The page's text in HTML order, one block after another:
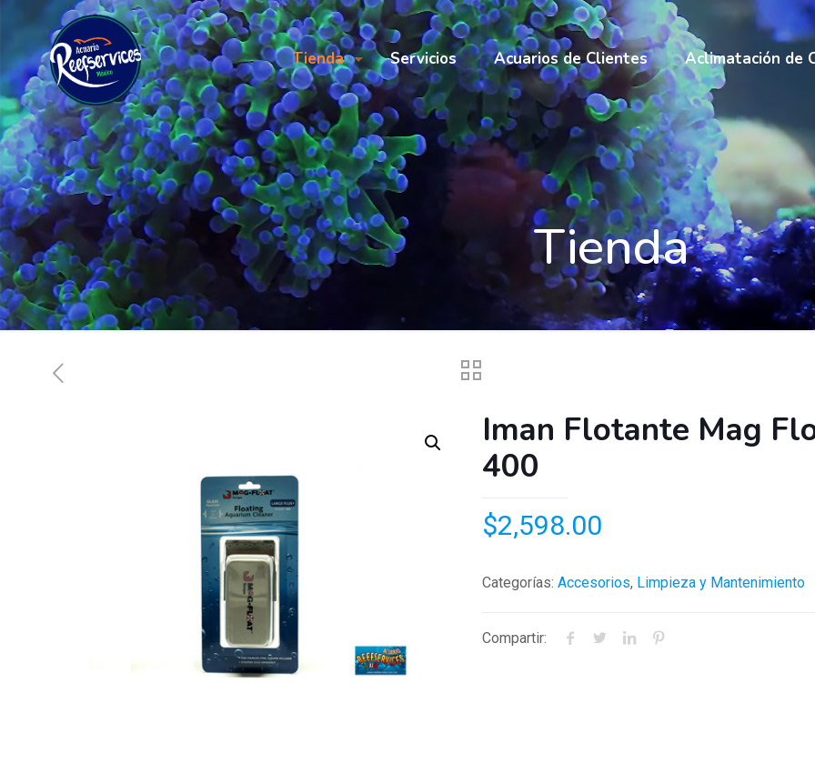
Tienda Servicios Acuarios de Clientes Aclimatación de
Tienda
Iman Flotante Mag
400
$2,598.00
Categorías: Accesorios, Limpieza y Mantenimiento
Compartir: